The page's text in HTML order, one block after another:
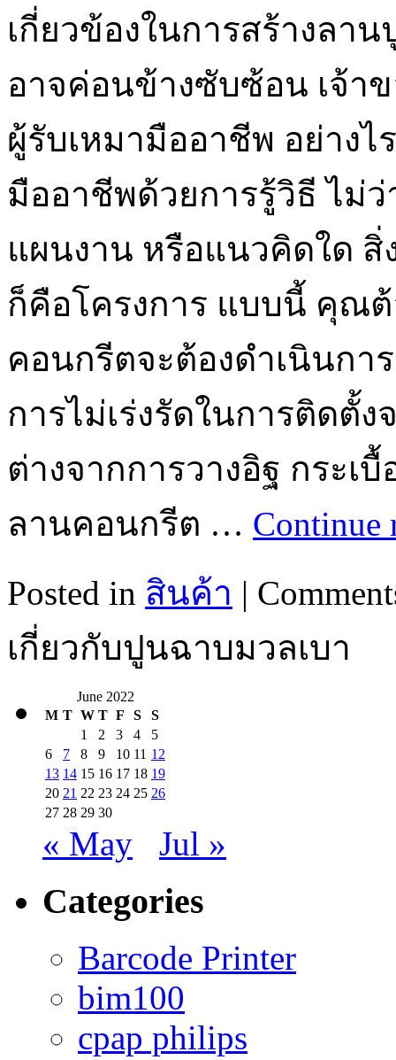
เกี่ยวข้องในการสร้างลา
อาจค่อนข้างซับซ้อน เจ้า
ผู้รับเหมามืออาชีพ อย่าง
มืออาชีพด้วยการรู้วิธี ไม่
แผนงาน หรือแนวคิดใด
ก็คือโครงการ แบบนี้ คุณ
คอนกรีตจะต้องดำเนินกา
การไม่เร่งรัดในการติดตั้
ต่างจากการวางอิฐ กระเ
ลานคอนกรีต … Continue
Posted in สินค้า |
เกี่ยวกับปูนฉาบมวลเบา
June 2022
M T W T F S
S
1
2 3 4
5
6
7 8 9 10 11 12
13 14 15 16 17 18 19
20 21 22 23 24 25 26
27 28 29 30
« May Jul »
Categories
Barcode Printer
bim100
cpap philips